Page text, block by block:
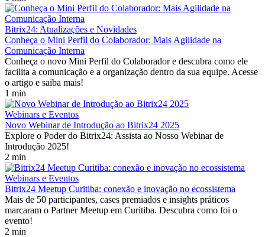
Bitrix24: Atualizações e Novidades
Conheça o Mini Perfil do Colaborador: Mais Agilidade na
Comunicação Interna
Conheça o novo Mini Perfil do Colaborador e descubra como ele
facilita a comunicação e a organização dentro da sua equipe. Acesse
o artigo e saiba mais!
1 min
Webinars e Eventos
Novo Webinar de Introdução ao Bitrix24 2025
Explore o Poder do Bitrix24: Assista ao Nosso Webinar de
Introdução 2025!
2 min
Webinars e Eventos
Bitrix24 Meetup Curitiba: conexão e inovação no ecossistema
Mais de 50 participantes, cases premiados e insights práticos
marcaram o Partner Meetup em Curitiba. Descubra como foi o
evento!
2 min